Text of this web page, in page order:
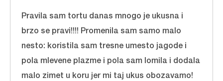
Pravila sam tortu danas mnogo je ukusna i
brzo se pravi!!!! Promenila sam samo malo
nesto: koristila sam tresne umesto jagode i
pola mlevene plazme i pola sam lomila i dodala
malo zimet u koru jer mi taj ukus obozavamo!